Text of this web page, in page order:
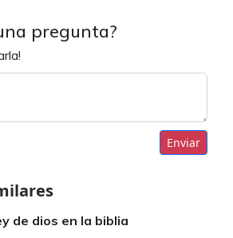
pregunta?
Enviar
de dios en la biblia